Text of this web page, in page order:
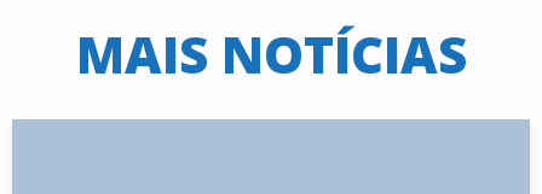
MAIS NOTÍCIAS